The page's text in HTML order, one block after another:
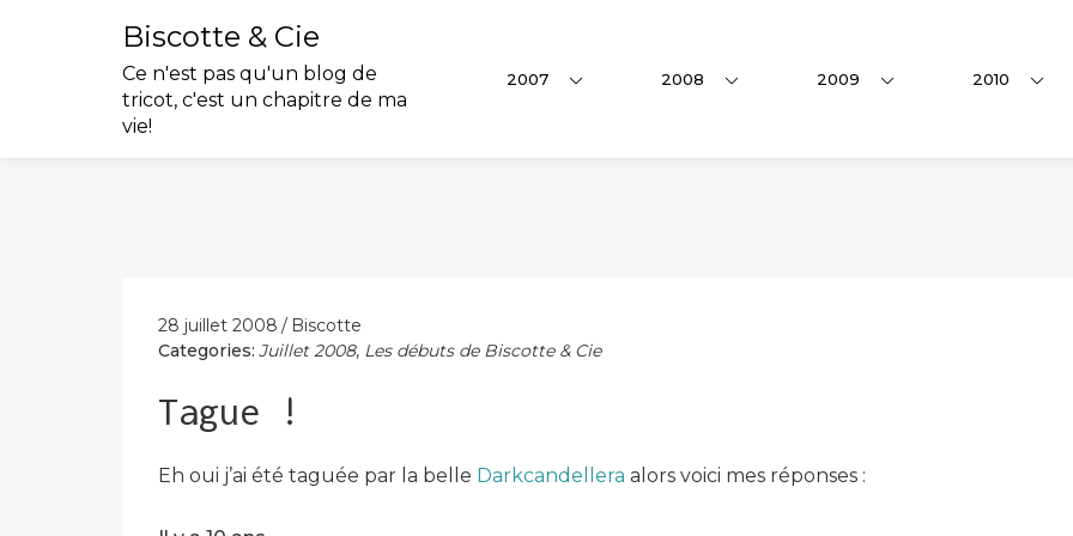
Biscotte & Cie
Ce n'est pas qu'un blog de
tricot, c'est un chapitre de ma
vie!
2007 2008 2009 2010
28 juillet 2008
Biscotte
Categories: Juillet 2008, Les débuts de Biscotte & Cie
Tague !
Eh oui j’ai été taguée par la belle Darkcandellera alors voici mes réponses :